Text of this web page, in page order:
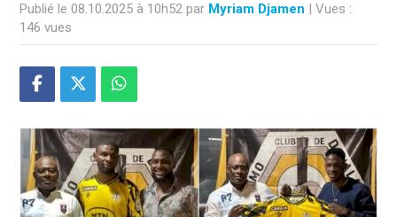
Publié le 08.10.2025 à 10h52 par Myriam Djamen | Vues :
146 vues